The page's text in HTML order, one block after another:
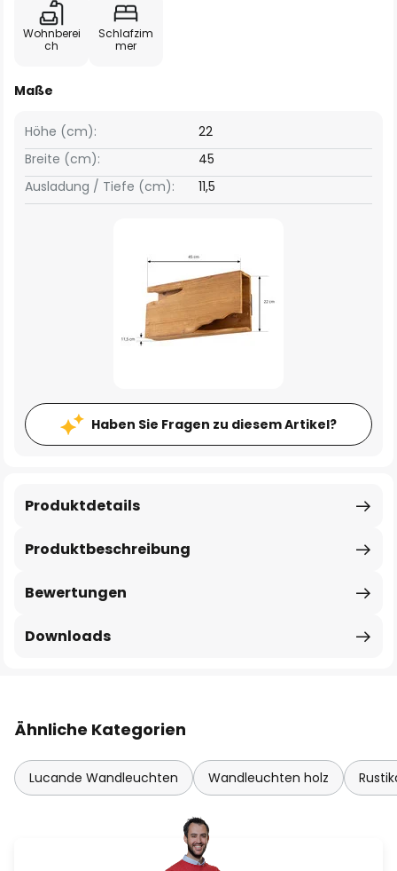
Wohnberei
ch
Schlafzim
mer
Maße
Breite (cm): 45
Höhe (cm): 22
Ausladung / Tiefe (cm): 11,5
Haben Sie Fragen zu diesem Artikel?
Produktbeschreibung
Produktdetails
Bewertungen
Downloads
Ähnliche Kategorien
Lucande Wandleuchten Wandleuchten holz